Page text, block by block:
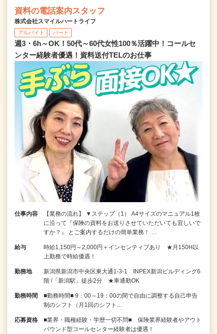
資料の電話案内スタッフ
株式会社スマイルハートライフ
アルバイト パート
週3・6h～OK！50代～60代女性100％活躍中！コールセ
ンター経験者優遇！資料送付TELのお仕事
仕事内容
【業務の流れ】 ▼ステップ（1） A4サイズのマニュアル1枚
に沿って『保険の資料をお送りさせていただいても宜しいで
すか？』 とご案内するだけの簡単業務！ …
給与
時給1,150円～2,000円＋インセンティブあり ★月150H以
上勤務で時給優遇！
勤務地
新潟県新潟市中央区東大通1-3-1 INPEX新潟ビルディング6
階 /「新潟駅」徒歩2分 ★車通勤OK
勤務時間
■勤務時間■ 9：00～19：00の間で自由に調整する自己申告
制のシフト（月1回のシフト…
応募資格
■業界・職種経験・学歴一切不問■ 保険業界経験者やアウト
バウンド型コールセンター経験者は優遇！